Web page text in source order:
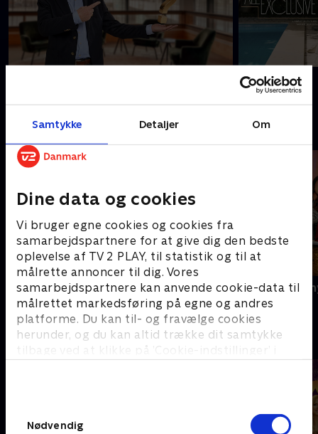
Samtykke Detaljer Om
Dine data og cookies
Vi bruger egne cookies og cookies fra
samarbejdspartnere for at give dig den bedste
oplevelse af TV 2 PLAY, til statistik og til at
målrette annoncer til dig. Vores
samarbejdspartnere kan anvende cookie-data til
målrettet markedsføring på egne og andres
platforme. Du kan til- og fravælge cookies
herunder, og du kan altid trække dit samtykke
tilbage ved at klikke på ’Cookie-indstillinger’ i
Nødvendig
All Exclusive
Ny episode
24 stjerners julikalender
24 stjerners
A